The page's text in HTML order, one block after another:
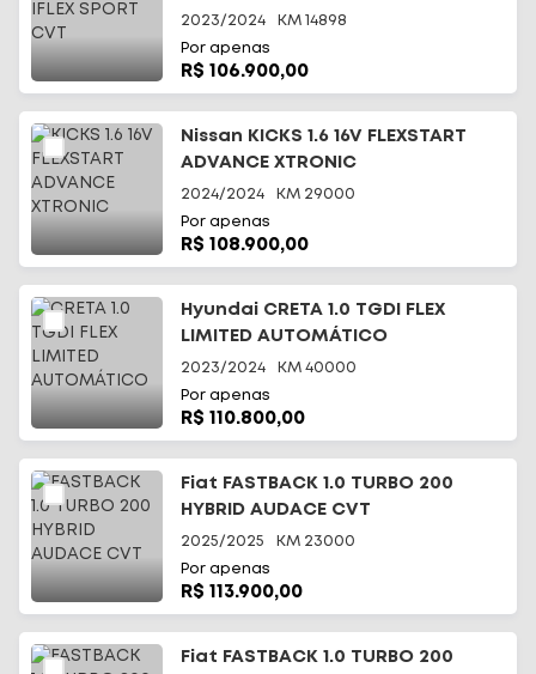
2023/2024 KM 14898
Por apenas
R$ 106.900,00
Nissan KICKS 1.6 16V FLEXSTART
ADVANCE XTRONIC
2024/2024 KM 29000
Por apenas
R$ 108.900,00
Hyundai CRETA 1.0 TGDI FLEX
LIMITED AUTOMÁTICO
2023/2024 KM 40000
Por apenas
R$ 110.800,00
Fiat FASTBACK 1.0 TURBO 200
HYBRID AUDACE CVT
2025/2025 KM 23000
Por apenas
R$ 113.900,00
Fiat FASTBACK 1.0 TURBO 200